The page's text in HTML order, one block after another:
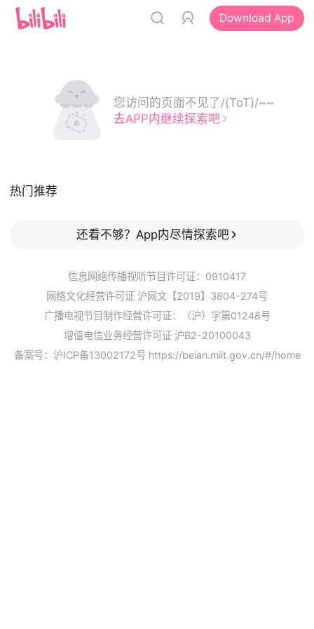
Download App
您访问的页面不见了/(ToT)/~~
去APP内继续探索吧
热门推荐
还看不够？App内尽情探索吧
信息网络传播视听节目许可证：0910417
网络文化经营许可证 沪网文【2019】3804-274号
广播电视节目制作经营许可证：（沪）字第01248号
增值电信业务经营许可证 沪B2-20100043
备案号：沪ICP备13002172号 https://beian.miit.gov.cn/#/home